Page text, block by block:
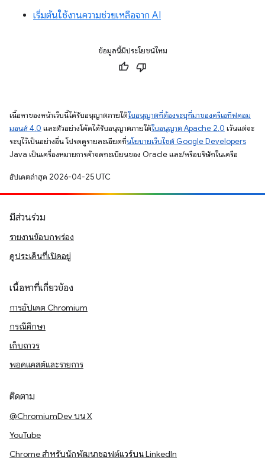
เริ่มต้นใช้งานความช่วยเหลือจาก AI
ข้อมูลนี้มีประโยชน์ไหม
เนื้อหาของหน้าเว็บนี้ได้รับอนุญาตภายใต้ใบอนุญาตที่ต้องระบุที่มาของครีเอทีฟคอม
มอนส์ 4.0 และตัวอย่างโค้ดได้รับอนุญาตภายใต้ใบอนุญาต Apache 2.0 เว้นแต่จะ
ระบุไว้เป็นอย่างอื่น โปรดดูรายละเอียดที่นโยบายเว็บไซต์ Google Developers
Java เป็นเครื่องหมายการค้าจดทะเบียนของ Oracle และ/หรือบริษัทในเครือ
อัปเดตล่าสุด 2026-04-25 UTC
มีส่วนร่วม
รายงานข้อบกพร่อง
ดูประเด็นที่เปิดอยู่
เนื้อหาที่เกี่ยวข้อง
การอัปเดต Chromium
กรณีศึกษา
เก็บถาวร
พอดแคสต์และรายการ
ติดตาม
@ChromiumDev บน X
YouTube
Chrome สำหรับนักพัฒนาซอฟต์แวร์บน LinkedIn